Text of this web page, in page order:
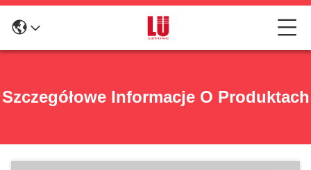
Szczegółowe Informacje O Produktach